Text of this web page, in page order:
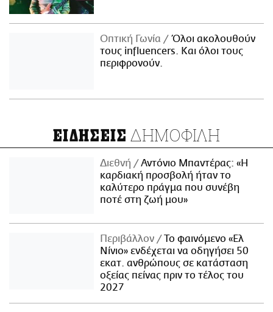
Οπτική Γωνία
Όλοι ακολουθούν
τους influencers. Και όλοι τους
περιφρονούν.
ΕΙΔΗΣΕΙΣ ΔΗΜΟΦΙΛΗ
Διεθνή
Αντόνιο Μπαντέρας: «Η
καρδιακή προσβολή ήταν το
καλύτερο πράγμα που συνέβη
ποτέ στη ζωή μου»
Περιβάλλον
Το φαινόμενο «Ελ
Νίνιο» ενδέχεται να οδηγήσει 50
εκατ. ανθρώπους σε κατάσταση
οξείας πείνας πριν το τέλος του
2027